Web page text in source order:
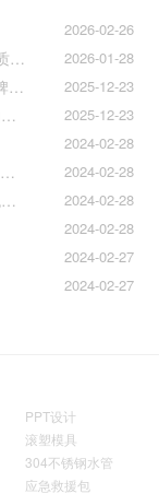
2026-02-26
2026-01-28
品牌物料设计新趋势：封套·插袋·单页折页的质感升级之道
2025-12-23
企业 VI 设计与文化墙定制｜打造杭州本土品牌专属视觉符号
2025-12-23
杭州企业画册设计避坑指南｜从创意到印刷的全流程把控
2024-02-28
2024-02-28
哈尔滨食品VI设计麦当劳可以提前做好准备工作促进挪动购买
2024-02-28
国外饮料包装设计欣赏饮料包装设计公司的包装设计
2024-02-28
2024-02-27
2024-02-27
PPT设计
滚塑模具
304不锈钢水管
应急救援包